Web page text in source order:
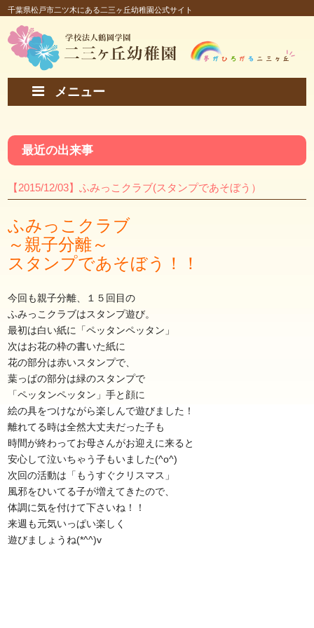
千葉県松戸市二ツ木にある二三ヶ丘幼稚園公式サイト
メニュー
最近の出来事
【2015/12/03】ふみっこクラブ(スタンプであそぼう）
ふみっこクラブ
～親子分離～
スタンプであそぼう！！
今回も親子分離、１５回目の
ふみっこクラブはスタンプ遊び。
最初は白い紙に「ペッタンペッタン」
次はお花の枠の書いた紙に
花の部分は赤いスタンプで、
葉っぱの部分は緑のスタンプで
「ペッタンペッタン」手と顔に
絵の具をつけながら楽しんで遊びました！
離れてる時は全然大丈夫だった子も
時間が終わってお母さんがお迎えに来ると
安心して泣いちゃう子もいました(^o^)
次回の活動は「もうすぐクリスマス」
風邪をひいてる子が増えてきたので、
体調に気を付けて下さいね！！
来週も元気いっぱい楽しく
遊びましょうね(*^^)v